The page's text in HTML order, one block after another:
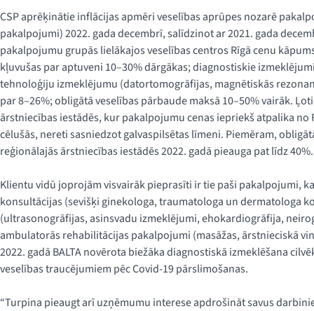
CSP aprēķinātie inflācijas apmēri veselības aprūpes nozarē
pakalpojumi) 2022. gada decembrī, salīdzinot ar 2021. gada
pakalpojumu grupās lielākajos veselības centros Rīgā cenu
kļuvušas par aptuveni 10–30% dārgākas; diagnostiskie
tehnoloģiju izmeklējumu (datortomogrāfijas, magnētiskās
par 8–26%; obligātā veselības pārbaude maksā 10–50% vairāk.
ārstniecības iestādēs, kur pakalpojumu cenas iepriekš atpalika no
cēlušās, nereti sasniedzot galvaspilsētas līmeni. Piemēram,
reģionālajās ārstniecības iestādēs 2022. gadā pieauga pat līdz 40%.
Klientu vidū joprojām visvairāk pieprasīti ir tie paši pakalpojumi,
konsultācijas (sevišķi ginekologa, traumatologa un dermatologa
(ultrasonogrāfijas, asinsvadu izmeklējumi, ehokardiogrāfija,
ambulatorās rehabilitācijas pakalpojumi (masāžas, ārstnieciskā
2022. gadā BALTA novērota biežāka diagnostiskā izmeklēšana
veselības traucējumiem pēc Covid-19 pārslimošanas.
“Turpina pieaugt arī uzņēmumu interese apdrošināt savus